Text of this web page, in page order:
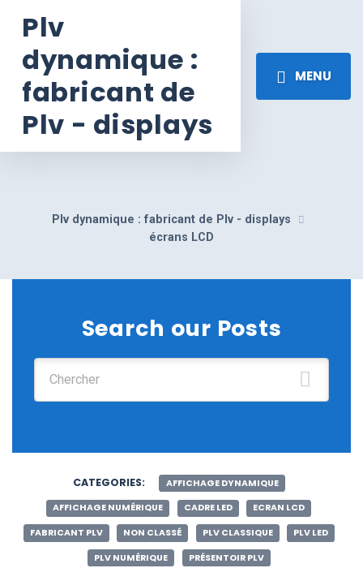
Plv
dynamique :
fabricant de
Plv - displays
MENU
Plv dynamique : fabricant de Plv - displays
écrans LCD
Search our Posts
CATEGORIES: AFFICHAGE DYNAMIQUE
AFFICHAGE NUMÉRIQUE CADRE LED ECRAN LCD
FABRICANT PLV NON CLASSÉ PLV CLASSIQUE PLV LED
PLV NUMÉRIQUE PRÉSENTOIR PLV